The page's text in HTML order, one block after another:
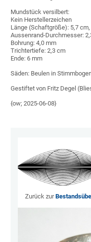
Mundstück versilbert:
Kein Herstellerzeichen
Länge (Schaftgröße): 5,7 cm,
Aussenrand-Durchmesser:
Bohrung: 4,0 mm
Trichtertiefe: 2,3 cm
Ende: 6 mm
Säden: Beulen in
Gestiftet von Fritz Degel
{ow; 2025-06-08}
Zurück zur